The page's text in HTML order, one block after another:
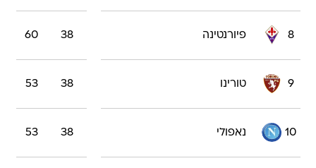
8 פיורנטינה 38
60
9 טורינו 38
53
10 נאפולי 38
53